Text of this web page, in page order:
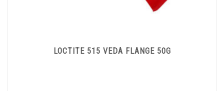
LOCTITE 515 VEDA FLANGE 50G